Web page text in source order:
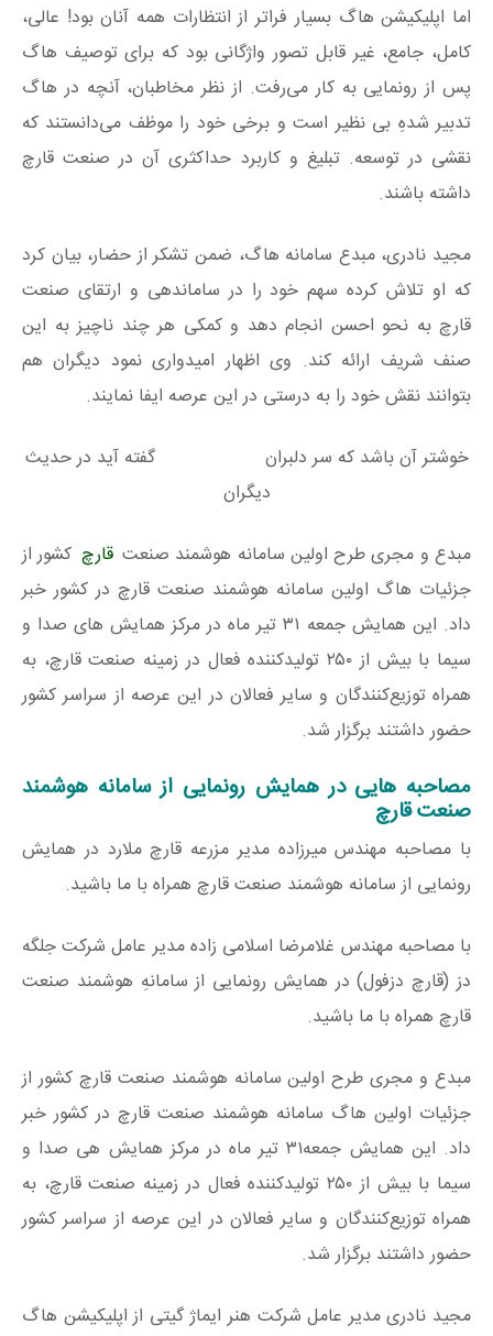
اما اپلیکیشن هاگ بسیار فراتر از انتظارات همه آنان بود! عالی،
کامل، جامع، غیر قابل تصور واژگانی بود که برای توصیف هاگ
پس از رونمایی به کار می‌رفت. از نظر مخاطبان، آنچه در هاگ
تدبیر شدهِ بی نظیر است و برخی خود را موظف می‌دانستند که
نقشی در توسعه. تبلیغ و کاربرد حداکثری آن در صنعت قارچ
داشته باشند.
مجید نادری، مبدع سامانه هاگ، ضمن تشکر از حضار، بیان کرد
که او تلاش کرده سهم خود را در ساماندهی و ارتقای صنعت
قارچ به نحو احسن انجام دهد و کمکی هر چند ناچیز به این
صنف شریف ارائه کند. وی اظهار امیدواری نمود دیگران هم
بتوانند نقش خود را به درستی در این عرصه ایفا نمایند.
خوشتر آن باشد که سر دلبران گفته آید در حدیث
دیگران
مبدع و مجری طرح اولین سامانه هوشمند صنعت قارچ کشور از
جزئیات هاگ اولین سامانه هوشمند صنعت قارچ در کشور خبر
داد. این همایش جمعه ۳۱ تیر ماه در مرکز همایش های صدا و
سیما با بیش از ۲۵۰ تولیدکننده فعال در زمینه صنعت قارچ، به
همراه توزیع‌کنندگان و سایر فعالان در این عرصه از سراسر کشور
حضور داشتند برگزار شد.
مصاحبه هایی در همایش رونمایی از سامانه هوشمند
صنعت قارچ
با مصاحبه مهندس میرزاده مدیر مزرعه قارچ ملارد در همایش
رونمایی از سامانه هوشمند صنعت قارچ همراه با ما باشید.
با مصاحبه مهندس غلامرضا اسلامی زاده مدیر عامل شرکت جلگه
دز (قارچ دزفول) در همایش رونمایی از سامانهِ هوشمند صنعت
قارچ همراه با ما باشید.
مبدع و مجری طرح اولین سامانه هوشمند صنعت قارچ کشور از
جزئیات اولین هاگ سامانه هوشمند صنعت قارچ در کشور خبر
داد. این همایش جمعه۳۱ تیر ماه در مرکز همایش هی صدا و
سیما با بیش از ۲۵۰ تولیدکننده فعال در زمینه صنعت قارچ، به
همراه توزیع‌کنندگان و سایر فعالان در این عرصه از سراسر کشور
حضور داشتند برگزار شد.
مجید نادری مدیر عامل شرکت هنر ایماژ گیتی از اپلیکیشن هاگ